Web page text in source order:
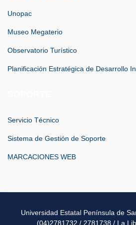
Unopac
Museo Megaterio
Observatorio Turístico
Planificación Estratégica de Desarrollo
Servicio Técnico
Sistema de Gestión de Soporte
MARCACIONES WEB
Universidad Estatal Península de
(04)2781732 / 2781738 / La